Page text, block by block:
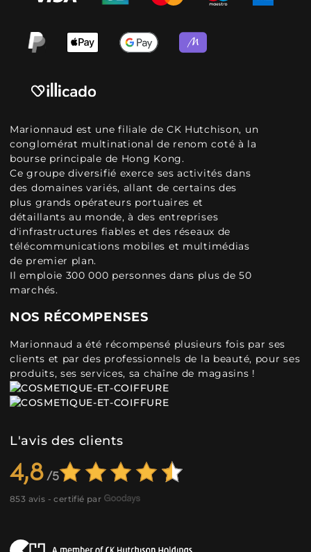
Marionnaud est une filiale de CK Hutchison, un
conglomérat multinational de renom coté à la
bourse principale de Hong Kong.
Ce groupe diversifié exerce ses activités dans
des domaines variés, allant de certains des
plus grands opérateurs portuaires et
détaillants au monde, à des entreprises
d'infrastructures fiables et des réseaux de
télécommunications mobiles et multimédias
de premier plan.
Il emploie 300 000 personnes dans plus de 50
marchés.
NOS RÉCOMPENSES
Marionnaud a été récompensé plusieurs fois par ses
clients et par des professionnels de la beauté, pour ses
produits, ses services, sa chaîne de magasins !
L'avis des clients
4,8
853 avis - certifié par